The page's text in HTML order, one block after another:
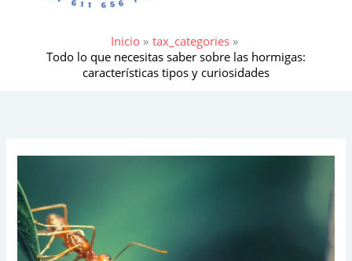
Inicio
tax_categories
Todo lo que necesitas saber sobre las hormigas:
características tipos y curiosidades